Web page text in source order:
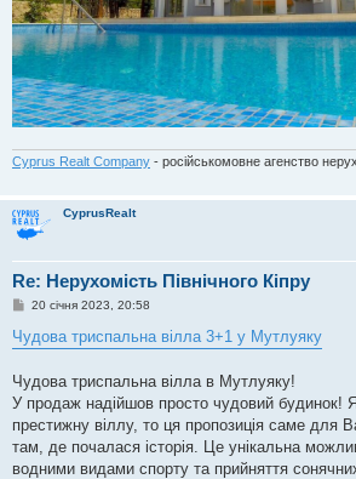
Cyprus Realt Company - російськомовне агенство
CyprusRealt
Re: Нерухомість Північного Кіпру
П
в
і
о
м
л
е
н
н
я
20 січня 2023, 20:58
Чудова триспальна вілла 3+1 у Мутлуяку
Чудова триспальна вілла в Мутлуяку!
У продаж надійшов просто чудовий будинок!
престижну віллу, то ця пропозиція саме для
там, де почалася історія. Це унікальна
водними видами спорту та прийняття